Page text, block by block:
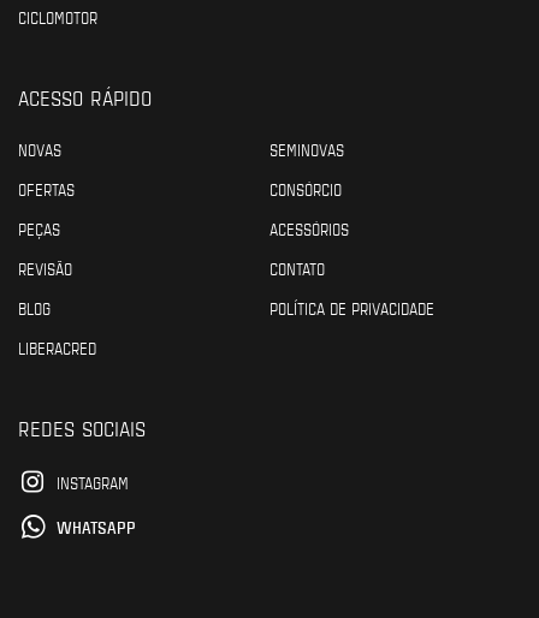
CICLOMOTOR
ACESSO RÁPIDO
NOVAS
SEMINOVAS
OFERTAS
CONSÓRCIO
PEÇAS
ACESSÓRIOS
REVISÃO
CONTATO
BLOG
POLÍTICA DE PRIVACIDADE
LIBERACRED
REDES SOCIAIS
INSTAGRAM
WHATSAPP